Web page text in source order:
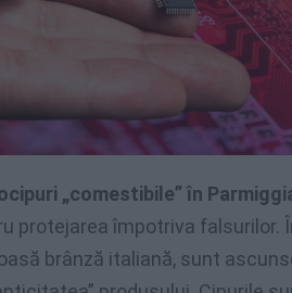
„comestibile” în
protejarea împotriva falsurilor.
brânză italiană, sunt